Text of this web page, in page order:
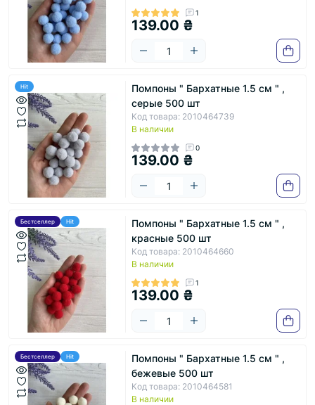
1
139.00 ₴
Hit
Помпоны " Бархатные 1.5 см " ,
серые 500 шт
Код товара: 2010464739
В наличии
0
139.00 ₴
Бестселлер Hit
Помпоны " Бархатные 1.5 см " ,
красные 500 шт
Код товара: 2010464660
В наличии
1
139.00 ₴
Бестселлер Hit
Помпоны " Бархатные 1.5 см " ,
бежевые 500 шт
Код товара: 2010464581
В наличии